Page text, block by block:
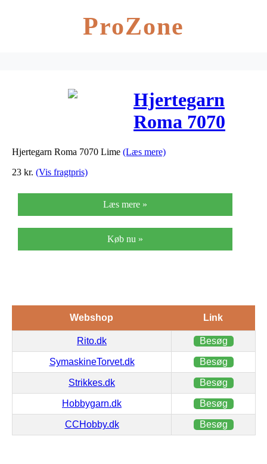
ProZone
Hjertegarn
Roma 7070
Lime
Hjertegarn Roma 7070 Lime (Læs mere)
23 kr. (Vis fragtpris)
Læs mere »
Køb nu »
Webshop Link
Rito.dk Besøg
SymaskineTorvet.dk Besøg
Strikkes.dk Besøg
Hobbygarn.dk Besøg
CCHobby.dk Besøg